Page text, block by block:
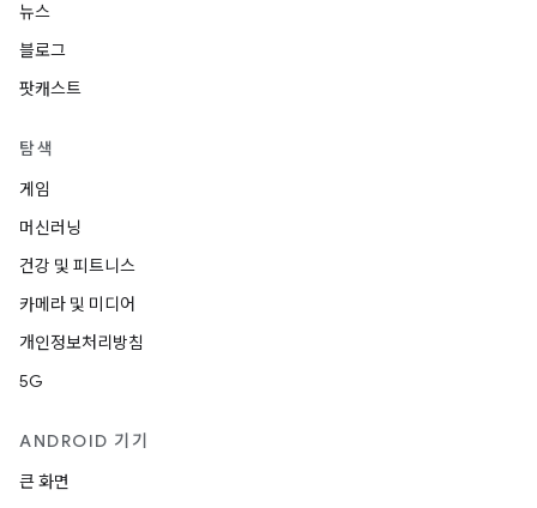
뉴스
블로그
팟캐스트
탐색
게임
머신러닝
건강 및 피트니스
카메라 및 미디어
개인정보처리방침
5G
ANDROID 기기
큰 화면